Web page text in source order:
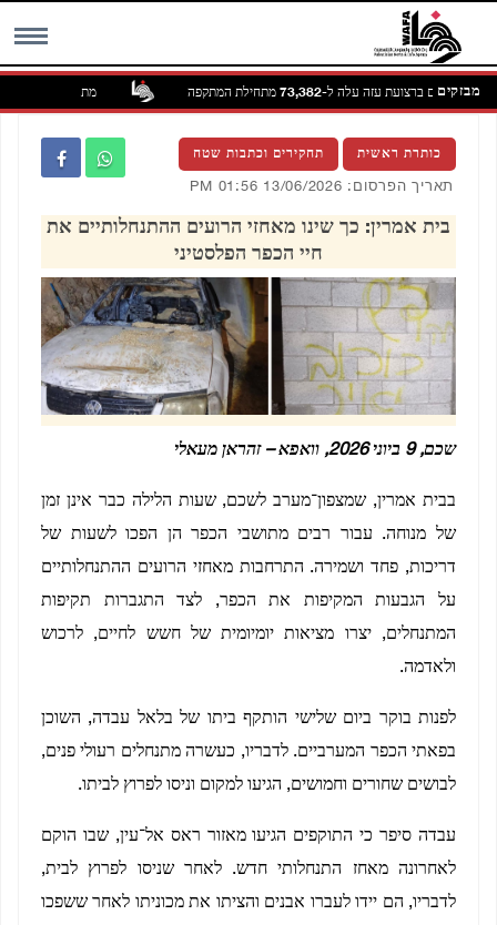
מבזקים
ברצועת עזה עלה ל-73,382 מתחילת המתקפה מתנחלים חמושים
כותרת ראשית תחקירים וכתבות שטח
תאריך הפרסום: 13/06/2026 01:56 PM
בית אמרין: כך שינו מאחזי הרועים ההתנחלותיים את
חיי הכפר הפלסטיני
שכם, 9 ביוני 2026, וואפא – זהראן מעאלי
בבית אמרין, שמצפון־מערב לשכם, שעות הלילה כבר אינן זמן
של מנוחה. עבור רבים מתושבי הכפר הן הפכו לשעות של
דריכות, פחד ושמירה. התרחבות מאחזי הרועים ההתנחלותיים
על הגבעות המקיפות את הכפר, לצד התגברות תקיפות
המתנחלים, יצרו מציאות יומיומית של חשש לחיים, לרכוש
ולאדמה.
לפנות בוקר ביום שלישי הותקף ביתו של בלאל עבדה, השוכן
בפאתי הכפר המערביים. לדבריו, כעשרה מתנחלים רעולי פנים,
לבושים שחורים וחמושים, הגיעו למקום וניסו לפרוץ לביתו.
עבדה סיפר כי התוקפים הגיעו מאזור ראס אל־עין, שבו הוקם
לאחרונה מאחז התנחלותי חדש. לאחר שניסו לפרוץ לבית,
לדבריו, הם יידו לעברו אבנים והציתו את מכוניתו לאחר ששפכו